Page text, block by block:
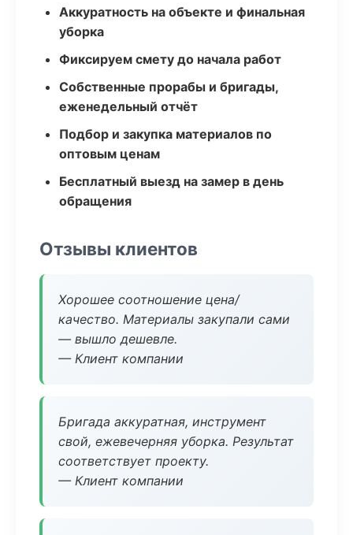
Аккуратность на объекте и финальная
уборка
Фиксируем смету до начала работ
Собственные прорабы и бригады,
еженедельный отчёт
Подбор и закупка материалов по
оптовым ценам
Бесплатный выезд на замер в день
обращения
Отзывы клиентов
Хорошее соотношение цена/
качество. Материалы закупали сами
— вышло дешевле.
— Клиент компании
Бригада аккуратная, инструмент
свой, ежевечерняя уборка. Результат
соответствует проекту.
— Клиент компании